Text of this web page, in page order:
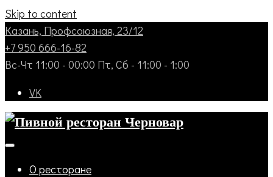
Skip to content
Казань, Профсоюзная, 23/12
+7 950 666-16-82
Вс-Чт 11:00 - 00:00 Пт, Сб - 11:00 - 1:00
VK
О ресторане